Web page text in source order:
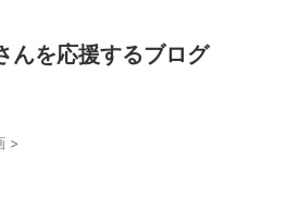
んを応援するブログ
>